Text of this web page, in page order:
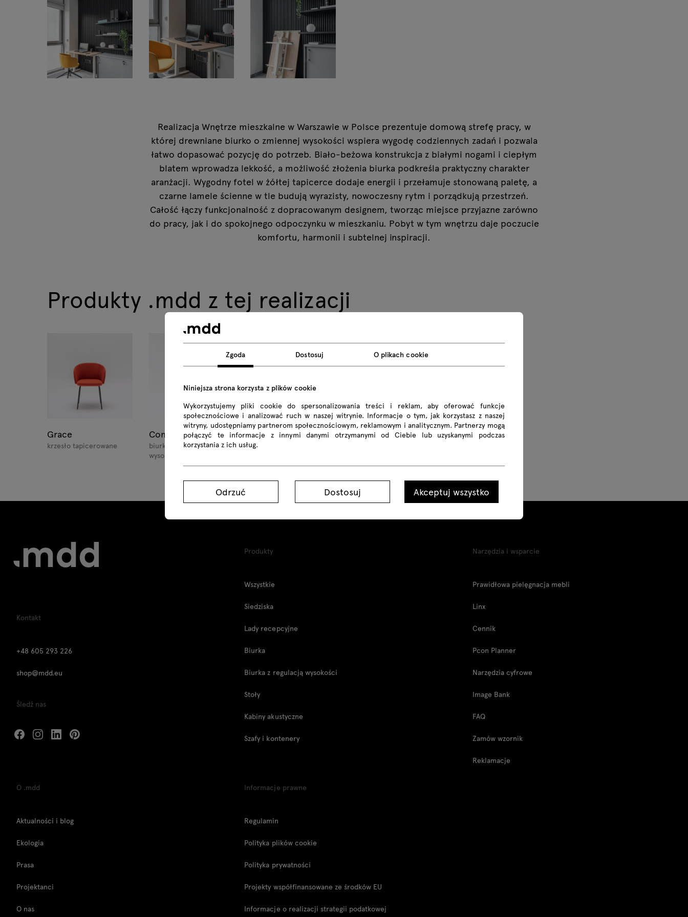
Tamo
Realizacja Wnętrze mieszkalne w Warszawie w Polsce prezentuje domową strefę pracy, w
której drewniane biurko o zmiennej wysokości wspiera wygodę codziennych zadań i pozwala
łatwo dopasować pozycję do potrzeb. Biało-beżowa konstrukcja z białymi nogami i ciepłym
blatem wprowadza lekkość, a możliwość złożenia biurka podkreśla praktyczny charakter
aranżacji. Wygodny fotel w żółtej tapicerce dodaje energii i przełamuje stonowaną paletę, a
czarne lamele ścienne w tle budują wyrazisty, nowoczesny rytm i porządkują przestrzeń.
Całość łączy funkcjonalność z dopracowanym designem, tworząc miejsce przyjazne zarówno
do pracy, jak i do spokojnego odpoczynku w mieszkaniu. Pobyt w tym wnętrzu daje poczucie
komfortu, harmonii i subtelnej inspiracji.
Produkty .mdd z tej realizacji
Grace
krzesło tapicerowane
Compact Drive
biurko z regulacją
wysokości składane
Kontakt
+48 605 293 226
shop@mdd.eu
Śledź nas
Produkty
Wszystkie
Siedziska
Lady recepcyjne
Biurka
Biurka z regulacją wysokości
Stoły
Kabiny akustyczne
Szafy i kontenery
Narzędzia i wsparcie
Prawidłowa pielęgnacja mebli
Linx
Cennik
Pcon Planner
Narzędzia cyfrowe
Image Bank
FAQ
Zamów wzornik
Reklamacje
O .mdd
Aktualności i blog
Ekologia
Prasa
Projektanci
O nas
Informacje prawne
Regulamin
Polityka plików cookie
Polityka prywatności
Projekty współfinansowane ze środków EU
Informacje o realizacji strategii podatkowej
Zgoda Dostosuj O plikach cookie
Niniejsza strona korzysta z plików cookie
Wykorzystujemy pliki cookie do spersonalizowania treści i reklam, aby oferować funkcje
społecznościowe i analizować ruch w naszej witrynie. Informacje o tym, jak korzystasz z naszej
witryny, udostępniamy partnerom społecznościowym, reklamowym i analitycznym. Partnerzy mogą
połączyć te informacje z innymi danymi otrzymanymi od Ciebie lub uzyskanymi podczas
korzystania z ich usług.
Odrzuć Dostosuj Akceptuj wszystko